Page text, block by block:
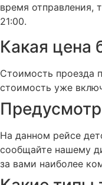
время отправления,
21:00.
Какая цена
Стоимость проезда
стоимость уже
На данном рейсе
сообщайте нашему
за вами наиболее